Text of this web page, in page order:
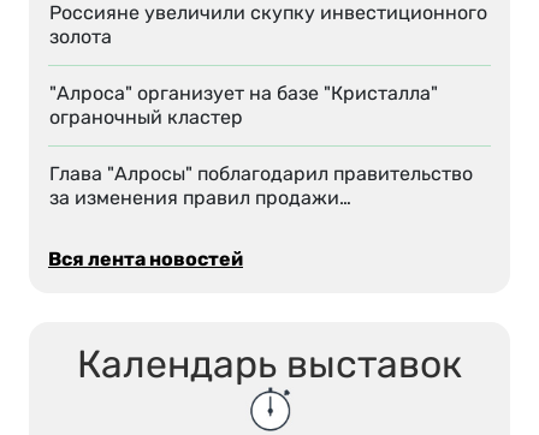
Россияне увеличили скупку инвестиционного
золота
"Алроса" организует на базе "Кристалла"
ограночный кластер
Глава "Алросы" поблагодарил правительство
за изменения правил продажи…
Вся лента новостей
Календарь выставок